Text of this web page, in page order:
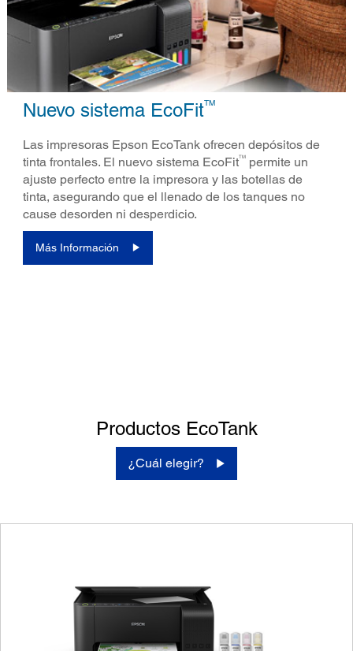
Nuevo sistema EcoFitTM
Las impresoras Epson EcoTank ofrecen depósitos de
tinta frontales. El nuevo sistema EcoFitTM
permite un
ajuste perfecto entre la impresora y las botellas de
tinta, asegurando que el llenado de los tanques no
cause desorden ni desperdicio.
Más Información
Productos EcoTank
¿Cuál elegir?